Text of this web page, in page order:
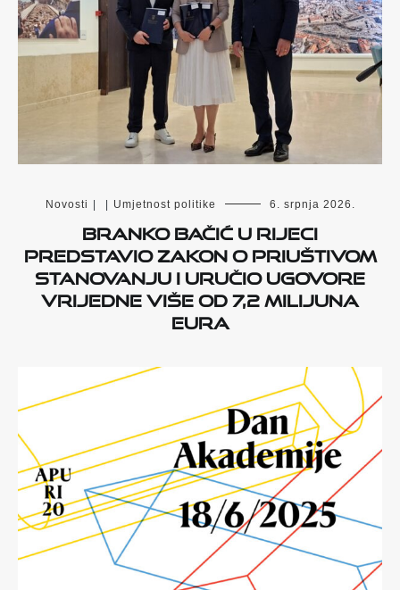
Novosti Umjetnost politike 6. srpnja 2026.
Branko Bačić u Rijeci
predstavio Zakon o priuštivom
stanovanju i uručio ugovore
vrijedne više od 7,2 milijuna
eura